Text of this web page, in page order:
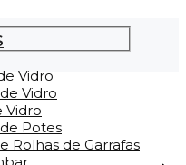
Vidro
Vidro
Vidro
Potes
Rolhas de Garrafas